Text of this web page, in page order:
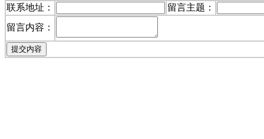
联系地址：
留言主题：
留言内容：